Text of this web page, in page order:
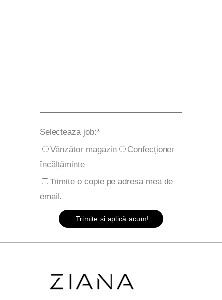
Selecteaza job:*
Vânzător magazin
Confecționer
încălțăminte
Trimite o copie pe adresa mea de
email.
Trimite și aplică acum!